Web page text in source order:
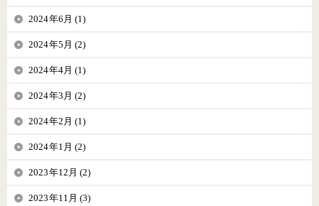
2024年6月 (1)
2024年5月 (2)
2024年4月 (1)
2024年3月 (2)
2024年2月 (1)
2024年1月 (2)
2023年12月 (2)
2023年11月 (3)